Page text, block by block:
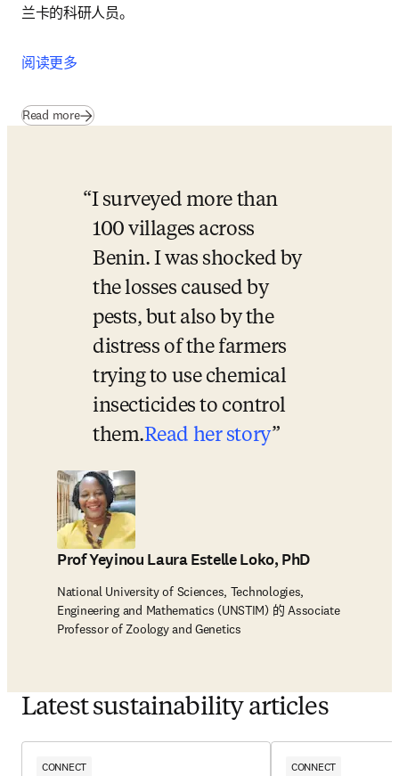
兰卡的科研人员。
阅读更多
Read more
I surveyed more than
100 villages across
Benin. I was shocked by
the losses caused by
pests, but also by the
distress of the farmers
trying to use chemical
insecticides to control
them.Read her story
Prof Yeyinou Laura Estelle Loko, PhD
National University of Sciences, Technologies,
Engineering and Mathematics (UNSTIM) 的 Associate
Professor of Zoology and Genetics
Latest sustainability articles
CONNECT CONNECT